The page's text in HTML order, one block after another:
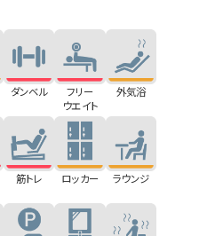
ダンベル
フリー
ウエイト
外気浴
筋トレ ロッカー ラウンジ